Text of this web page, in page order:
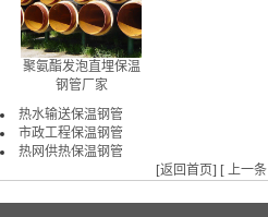
聚氨酯发泡直埋保温
钢管厂家
热水输送保温钢管
市政工程保温钢管
热网供热保温钢管
[返回首页] [ 上一条